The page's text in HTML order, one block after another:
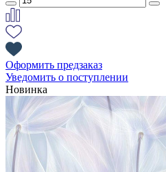
Оформить предзаказ
Уведомить о поступлении
Новинка